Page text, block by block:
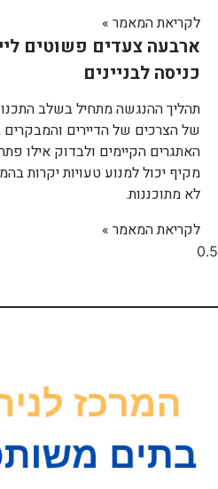
לקריאת המאמר »
ארבעה צעדים פשוטים
כניסה לבניינים
תהליך ההנגשה מתחיל בשלב
של הצרכים של הדיירים והמבקרים
האתגרים הקיימים ולבדוק אילו
מקיף יכול למנוע טעויות יקרות
לא מתוכננות.
לקריאת המאמר »